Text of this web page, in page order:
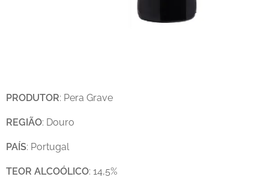
PRODUTOR: Pera Grave
REGIÃO: Douro
PAÍS: Portugal
TEOR ALCOÓLICO: 14,5%